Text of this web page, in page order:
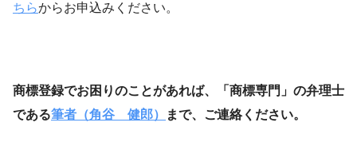
ちらからお申込みください。
商標登録でお困りのことがあれば、「商標専門」の弁理士
である筆者（角谷 健郎） まで、ご連絡ください。